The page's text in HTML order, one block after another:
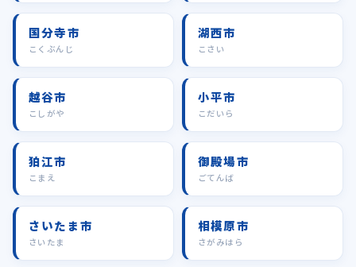
国分寺市
こくぶんじ
湖西市
こさい
越谷市
こしがや
小平市
こだいら
狛江市
こまえ
御殿場市
ごてんば
さいたま市
さいたま
相模原市
さがみはら